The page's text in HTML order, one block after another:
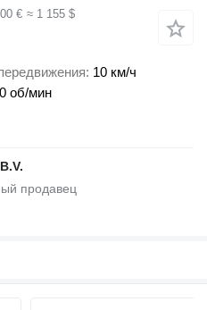
€ ≈ 1 155 $
10 км/ч
об/мин